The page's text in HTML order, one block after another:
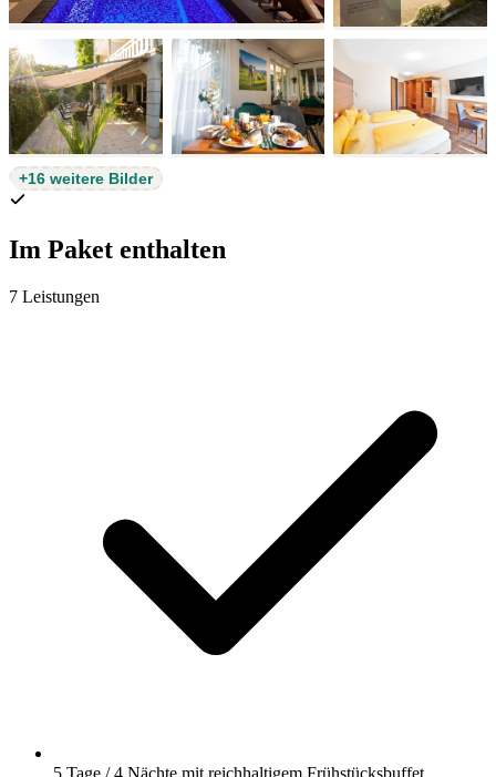
+16 weitere Bilder
Im Paket enthalten
7 Leistungen
5 Tage / 4 Nächte mit reichhaltigem Frühstücksbuffet